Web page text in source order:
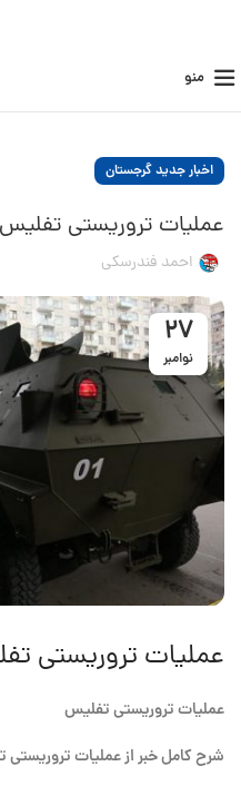
منو
اخبار جدید گرجستان
عملیات تروریستی تفلیس
احمد فندرسکی
27
نوامبر
عملیات تروریستی
عملیات تروریستی تفلیس
شرح کامل خبر از عملیات